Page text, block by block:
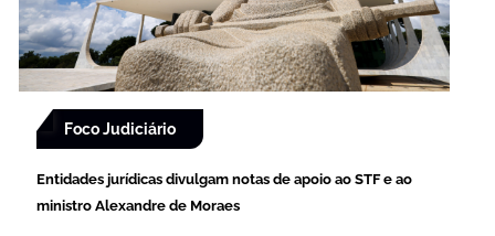
Foco Judiciário
Entidades jurídicas divulgam notas de apoio ao STF e ao
ministro Alexandre de Moraes